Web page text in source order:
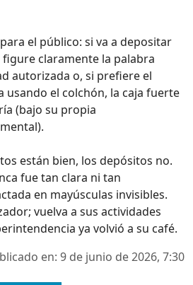
el público: si va a depositar
claramente la palabra
autorizada o, si prefiere el
usando el colchón, la caja fuerte
(bajo su propia
están bien, los depósitos no.
fue tan clara ni tan
en mayúsculas invisibles.
vuelva a sus actividades
ya volvió a su café.
en: 9 de junio de 2026, 7:30